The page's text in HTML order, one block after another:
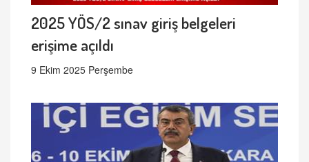
2025 YÖS/2 sınav giriş belgeleri
erişime açıldı
9 Ekim 2025 Perşembe